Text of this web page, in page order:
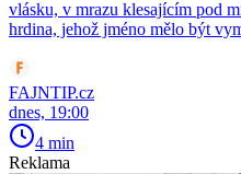
vlásku, v mrazu klesajícím pod
hrdina, jehož jméno mělo být
FAJNTIP.cz
dnes, 19:00
4 min
Reklama